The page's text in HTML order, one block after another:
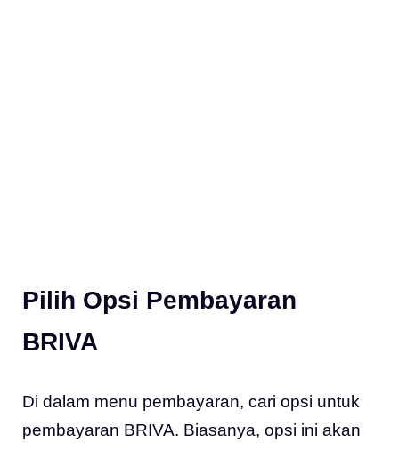
Pilih Opsi Pembayaran
BRIVA
Di dalam menu pembayaran, cari opsi untuk
pembayaran BRIVA. Biasanya, opsi ini akan